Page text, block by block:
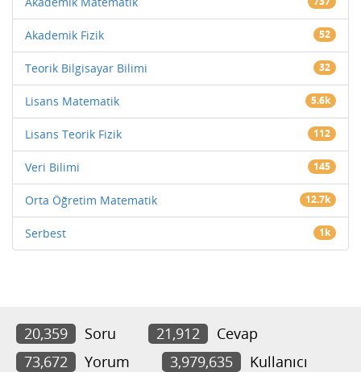
Akademik Fizik 52
Teorik Bilgisayar Bilimi 32
Lisans Matematik 5.6k
Lisans Teorik Fizik 112
Veri Bilimi 145
Orta Öğretim Matematik 12.7k
Serbest 1k
20,359 Soru 21,912
Cevap
73,672
Yorum 3,979,635 Kullanıcı